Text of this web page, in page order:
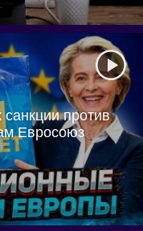
против
Евросоюз